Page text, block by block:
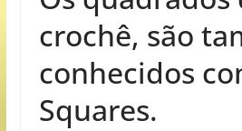
crochê, são
conhecidos
Squares.